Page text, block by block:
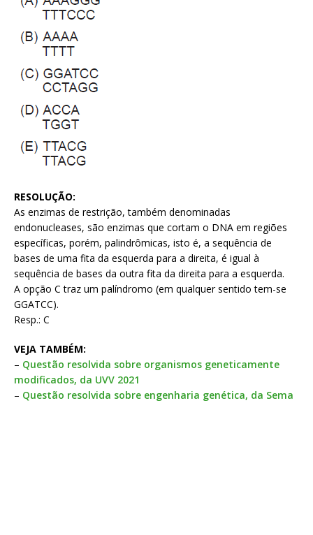
RESOLUÇÃO:
As enzimas de restrição, também denominadas
endonucleases, são enzimas que cortam o DNA em regiões
específicas, porém, palindrômicas, isto é, a sequência de
bases de uma fita da esquerda para a direita, é igual à
sequência de bases da outra fita da direita para a esquerda.
A opção C traz um palíndromo (em qualquer sentido tem-se
GGATCC).
Resp.: C
VEJA TAMBÉM:
– Questão resolvida sobre organismos geneticamente
modificados, da UVV 2021
– Questão resolvida sobre engenharia genética, da Sema